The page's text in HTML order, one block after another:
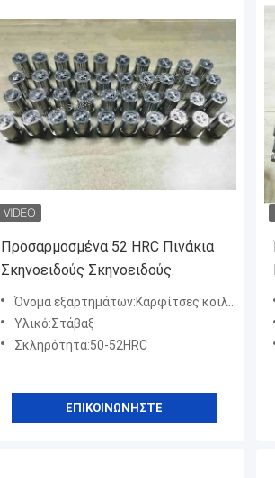
Προσαρμοσμένα 52 HRC Πινάκια
Σκηνοειδούς Σκηνοειδούς.
Όνομα εξαρτημάτων:Καρφίτσες κοιλότητας
Υλικό:Στάβαξ
Σκληρότητα:50-52HRC
ΕΠΙΚΟΙΝΩΝΉΣΤΕ